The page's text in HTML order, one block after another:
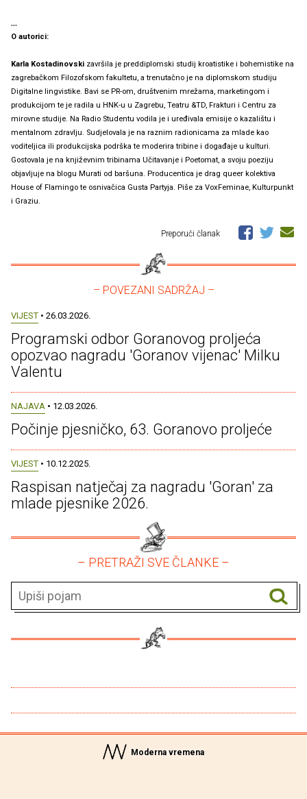
...
O autorici:
Karla Kostadinovski završila je preddiplomski studij kroatistike i bohemistike na
zagrebačkom Filozofskom fakultetu, a trenutačno je na diplomskom studiju
Digitalne lingvistike. Bavi se PR-om, društvenim mrežama, marketingom i
produkcijom te je radila u HNK-u u Zagrebu, Teatru &TD, Frakturi i Centru za
mirovne studije. Na Radio Studentu vodila je i uređivala emisije o kazalištu i
mentalnom zdravlju. Sudjelovala je na raznim radionicama za mlade kao
voditeljica ili produkcijska podrška te moderira tribine i događaje u kulturi.
Gostovala je na književnim tribinama Učitavanje i Poetomat, a svoju poeziju
objavljuje na blogu Murati od baršuna. Producentica je drag queer kolektiva
House of Flamingo te osnivačica Gusta Partyja. Piše za VoxFeminae, Kulturpunkt
i Graziu.
Preporuči članak
– POVEZANI SADRŽAJ –
VIJEST • 26.03.2026.
Programski odbor Goranovog proljeća
opozvao nagradu 'Goranov vijenac' Milku
Valentu
NAJAVA • 12.03.2026.
Počinje pjesničko, 63. Goranovo proljeće
VIJEST • 10.12.2025.
Raspisan natječaj za nagradu 'Goran' za
mlade pjesnike 2026.
– PRETRAŽI SVE ČLANKE –
Moderna vremena